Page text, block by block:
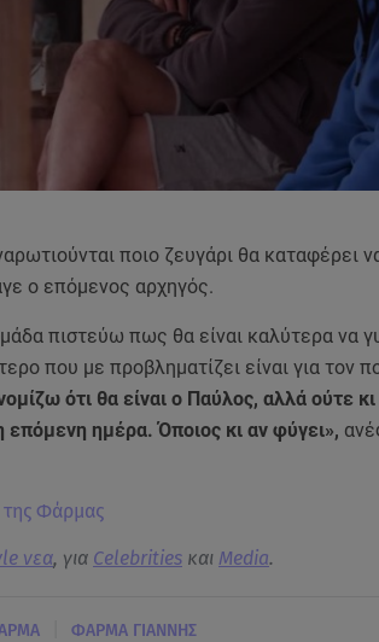
ποιο ζευγάρι θα καταφέρει
ο επόμενος αρχηγός.
πιστεύω πως θα είναι καλύτερα να
που με προβληματίζει είναι για τον
ότι θα είναι ο Παύλος, αλλά ούτε
επόμενη ημέρα. Όποιος κι αν φύγει»,
της Φάρμας
νεα, για Celebritiesκαι Media.
ΦΑΡΜΑ ΓΙΑΝΝΗΣ